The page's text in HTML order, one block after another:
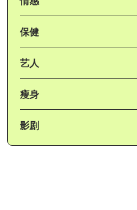
保健
艺人
瘦身
影剧